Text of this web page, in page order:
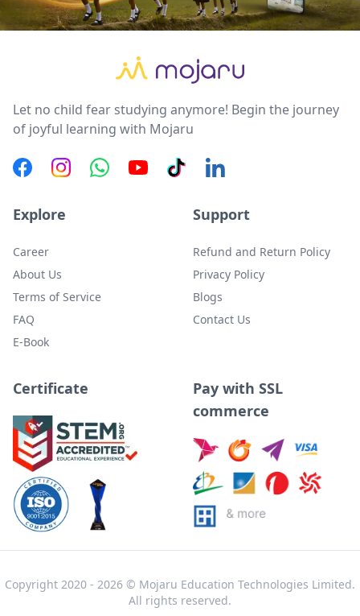
Let no child fear studying anymore! Begin the journey
of joyful learning with Mojaru
Explore
Career
About Us
Terms of Service
FAQ
E-Book
Support
Refund and Return Policy
Privacy Policy
Blogs
Contact Us
Certificate
Pay with SSL
commerce
Copyright 2020 - 2026 © Mojaru Education Technologies Limited.
All rights reserved.